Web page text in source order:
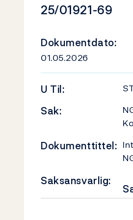
25/01921-69
Dokumentdato:
01.05.2026
U Til:
Sak:
Dokumenttittel:
Saksansvarlig: